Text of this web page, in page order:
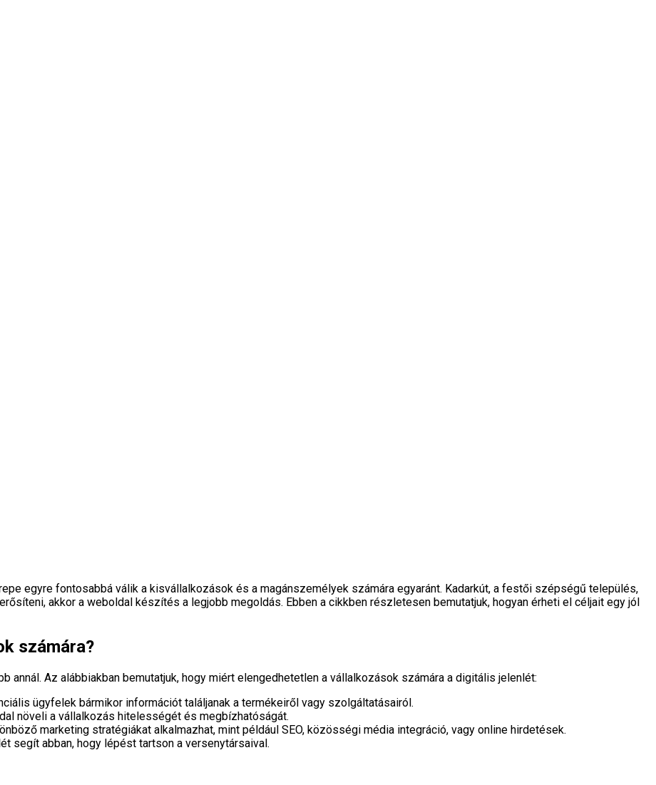
egyre fontosabbá válik a kisvállalkozások és a magánszemélyek számára egyaránt. Kadarkút, a festői szépségű település,
akkor a weboldal készítés a legjobb megoldás. Ebben a cikkben részletesen bemutatjuk, hogyan érheti el céljait egy jól
számára?
annál. Az alábbiakban bemutatjuk, hogy miért elengedhetetlen a vállalkozások számára a digitális jelenlét:
ügyfelek bármikor információt találjanak a termékeiről vagy szolgáltatásairól.
növeli a vállalkozás hitelességét és megbízhatóságát.
marketing stratégiákat alkalmazhat, mint például SEO, közösségi média integráció, vagy online hirdetések.
segít abban, hogy lépést tartson a versenytársaival.